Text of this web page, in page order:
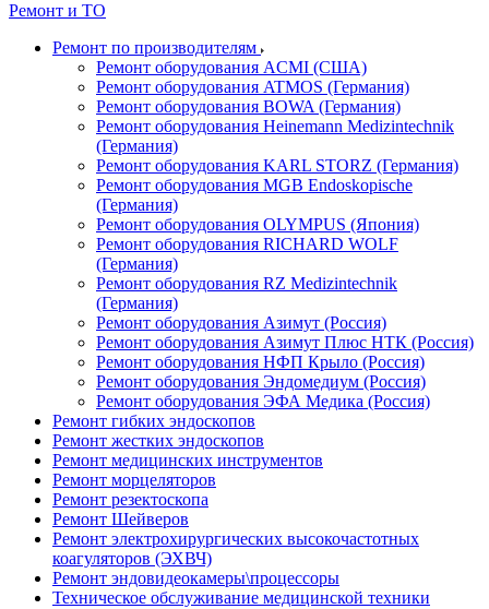
Ремонт и ТО
Ремонт по производителям
Ремонт оборудования ACMI (США)
Ремонт оборудования ATMOS (Германия)
Ремонт оборудования BOWA (Германия)
Ремонт оборудования Heinemann Medizintechnik
(Германия)
Ремонт оборудования KARL STORZ (Германия)
Ремонт оборудования MGB Endoskopische
(Германия)
Ремонт оборудования OLYMPUS (Япония)
Ремонт оборудования RICHARD WOLF
(Германия)
Ремонт оборудования RZ Medizintechnik
(Германия)
Ремонт оборудования Азимут (Россия)
Ремонт оборудования Азимут Плюс НТК (Россия)
Ремонт оборудования НФП Крыло (Россия)
Ремонт оборудования Эндомедиум (Россия)
Ремонт оборудования ЭФА Медика (Россия)
Ремонт гибких эндоскопов
Ремонт жестких эндоскопов
Ремонт медицинских инструментов
Ремонт морцеляторов
Ремонт резектоскопа
Ремонт Шейверов
Ремонт электрохирургических высокочастотных
коагуляторов (ЭХВЧ)
Ремонт эндовидеокамеры\процессоры
Техническое обслуживание медицинской техники